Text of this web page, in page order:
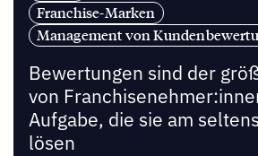
Franchise-Marken
Management von
Bewertungen sind der
von
Aufgabe, die sie am
lösen